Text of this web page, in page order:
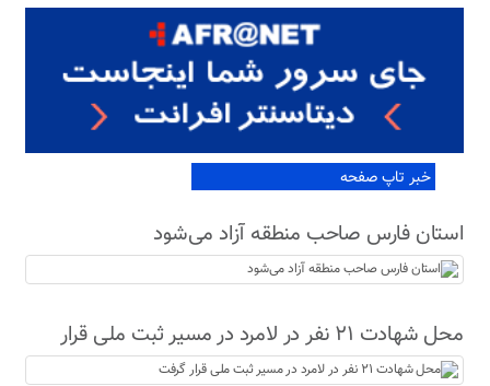
خبر تاپ صفحه
استان فارس صاحب منطقه آزاد می‌شود
محل شهادت ۲۱ نفر در لامرد در مسیر ثبت ملی قرار
گرفت